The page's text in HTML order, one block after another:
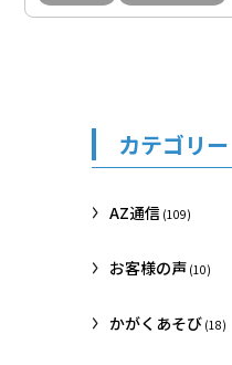
カテゴリー
AZ通信 (109)
お客様の声(10)
かがくあそび(18)